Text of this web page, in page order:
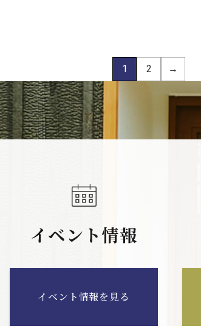
1 2 →
イベント情報
イベント情報を見る